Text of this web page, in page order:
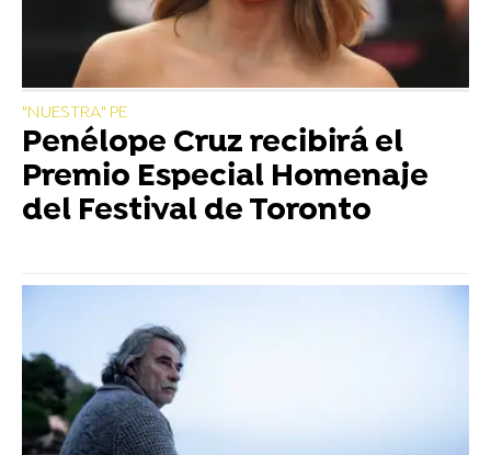
"NUESTRA" PE
Penélope Cruz recibirá el
Premio Especial Homenaje
del Festival de Toronto